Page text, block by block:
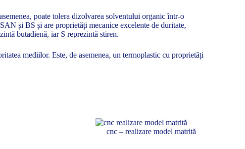
poate tolera dizolvarea solventului organic într-o
și BS și are proprietăți mecanice excelente de duritate,
butadienă, iar S reprezintă stiren.
mediilor. Este, de asemenea, un termoplastic cu proprietăți
cnc – realizare model matrită